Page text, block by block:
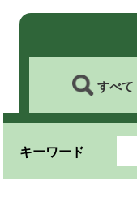
すべて
キーワード